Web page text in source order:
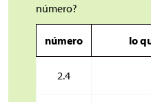
número?
número lo
2.4